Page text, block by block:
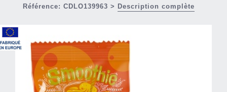
Référence: CDLO139963 > Description complète